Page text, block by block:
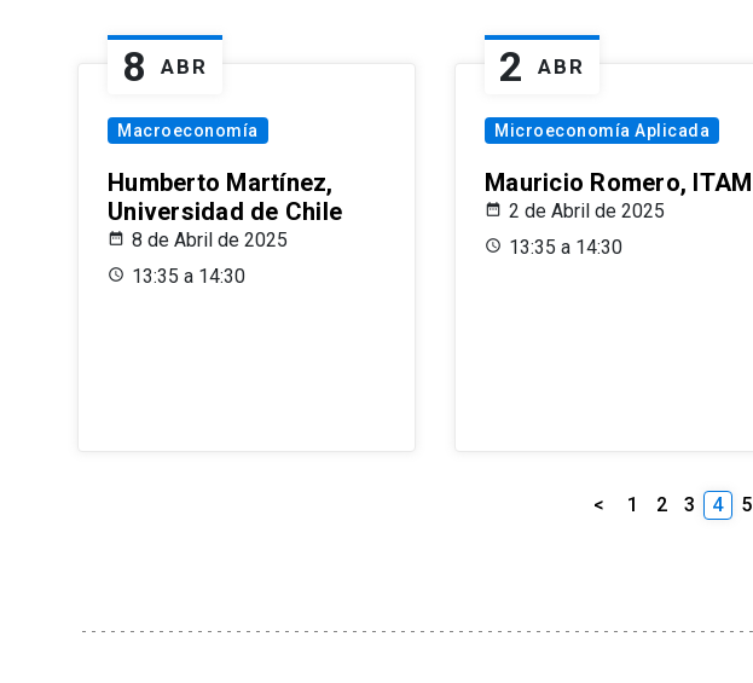
8 ABR
Macroeconomía
Humberto Martínez,
Universidad de Chile
8 de Abril de 2025
13:35 a 14:30
2 ABR
Microeconomía Aplicada
Mauricio Romero, ITAM
2 de Abril de 2025
13:35 a 14:30
< 1 2 3 4 5